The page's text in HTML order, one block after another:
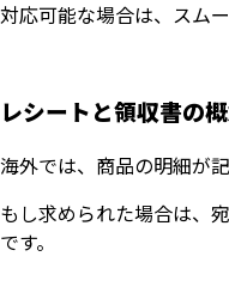
対応可能な場合は、スム
レシートと領収書の
海外では、商品の明細が
もし求められた場合は、
です。